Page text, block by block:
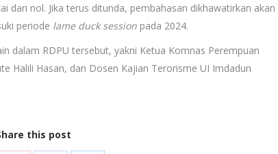
dari nol. Jika terus ditunda, pembahasan dikhawatirkan akan
periode lame duck session pada 2024.
dalam RDPU tersebut, yakni Ketua Komnas Perempuan
Halili Hasan, dan Dosen Kajian Terorisme UI Imdadun
this post